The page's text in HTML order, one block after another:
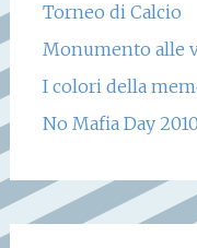
Torneo di Calcio
Monumento alle
I colori della
No Mafia Day 2010